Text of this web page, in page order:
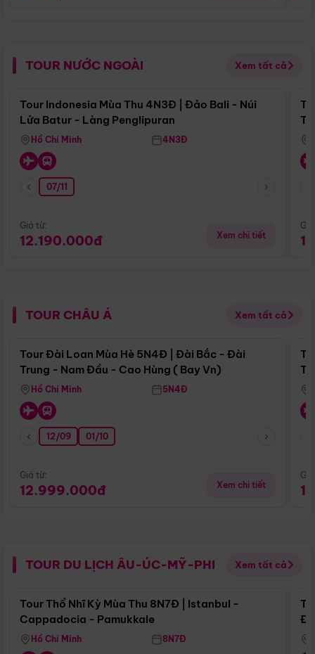
TOUR NƯỚC NGOÀI Xem tất cả
Điểm nổi bật
Tour Indonesia Mùa Thu 4N3Đ | Đảo Bali - Núi
Lửa Batur - Làng Penglipuran
Hồ Chí Minh 4N3Đ
07/11
Giá từ:
12.190.000đ Xem chi tiết
TOUR CHÂU Á Xem tất cả
Điểm nổi bật
Tour Đài Loan Mùa Hè 5N4Đ | Đài Bắc - Đài
Trung - Nam Đầu - Cao Hùng ( Bay Vn)
Hồ Chí Minh 5N4Đ
12/09 01/10
Giá từ:
12.999.000đ Xem chi tiết
TOUR DU LỊCH ÂU-ÚC-MỸ-PHI Xem tất cả
Điểm nổi bật
Tour Thổ Nhĩ Kỳ Mùa Thu 8N7Đ | Istanbul -
Cappadocia - Pamukkale
Hồ Chí Minh 8N7Đ